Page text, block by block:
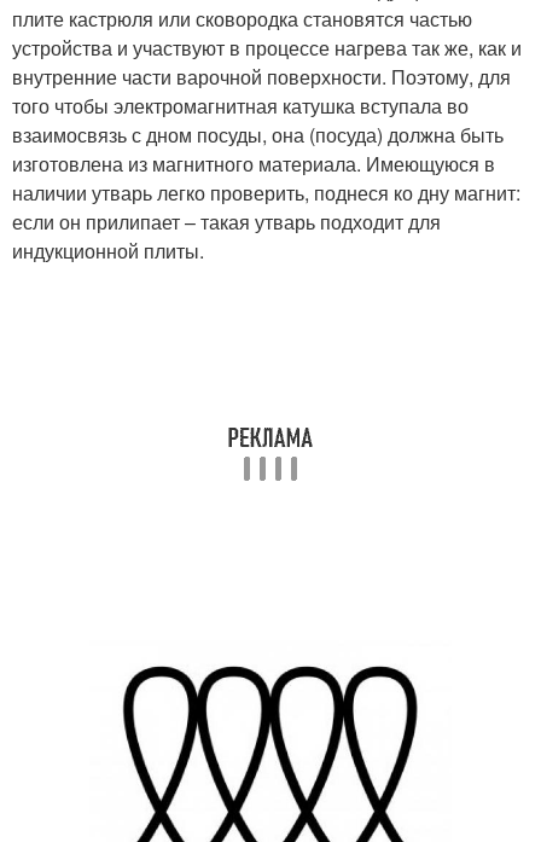
плите кастрюля или сковородка становятся частью
устройства и участвуют в процессе нагрева так же, как и
внутренние части варочной поверхности. Поэтому, для
того чтобы электромагнитная катушка вступала во
взаимосвязь с дном посуды, она (посуда) должна быть
изготовлена из магнитного материала. Имеющуюся в
наличии утварь легко проверить, поднеся ко дну магнит:
если он прилипает – такая утварь подходит для
индукционной плиты.